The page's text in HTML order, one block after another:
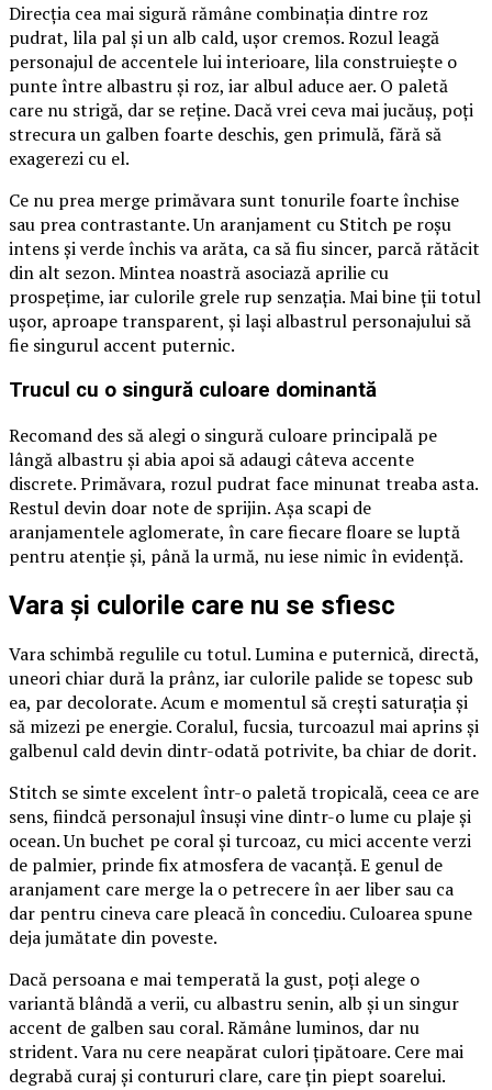
Direcția cea mai sigură rămâne combinația dintre roz
pudrat, lila pal și un alb cald, ușor cremos. Rozul leagă
personajul de accentele lui interioare, lila construiește o
punte între albastru și roz, iar albul aduce aer. O paletă
care nu strigă, dar se reține. Dacă vrei ceva mai jucăuș, poți
strecura un galben foarte deschis, gen primulă, fără să
exagerezi cu el.
Ce nu prea merge primăvara sunt tonurile foarte închise
sau prea contrastante. Un aranjament cu Stitch pe roșu
intens și verde închis va arăta, ca să fiu sincer, parcă rătăcit
din alt sezon. Mintea noastră asociază aprilie cu
prospețime, iar culorile grele rup senzația. Mai bine ții totul
ușor, aproape transparent, și lași albastrul personajului să
fie singurul accent puternic.
Trucul cu o singură culoare dominantă
Recomand des să alegi o singură culoare principală pe
lângă albastru și abia apoi să adaugi câteva accente
discrete. Primăvara, rozul pudrat face minunat treaba asta.
Restul devin doar note de sprijin. Așa scapi de
aranjamentele aglomerate, în care fiecare floare se luptă
pentru atenție și, până la urmă, nu iese nimic în evidență.
Vara și culorile care nu se sfiesc
Vara schimbă regulile cu totul. Lumina e puternică, directă,
uneori chiar dură la prânz, iar culorile palide se topesc sub
ea, par decolorate. Acum e momentul să crești saturația și
să mizezi pe energie. Coralul, fucsia, turcoazul mai aprins și
galbenul cald devin dintr-odată potrivite, ba chiar de dorit.
Stitch se simte excelent într-o paletă tropicală, ceea ce are
sens, fiindcă personajul însuși vine dintr-o lume cu plaje și
ocean. Un buchet pe coral și turcoaz, cu mici accente verzi
de palmier, prinde fix atmosfera de vacanță. E genul de
aranjament care merge la o petrecere în aer liber sau ca
dar pentru cineva care pleacă în concediu. Culoarea spune
deja jumătate din poveste.
Dacă persoana e mai temperată la gust, poți alege o
variantă blândă a verii, cu albastru senin, alb și un singur
accent de galben sau coral. Rămâne luminos, dar nu
strident. Vara nu cere neapărat culori țipătoare. Cere mai
degrabă curaj și contururi clare, care țin piept soarelui.